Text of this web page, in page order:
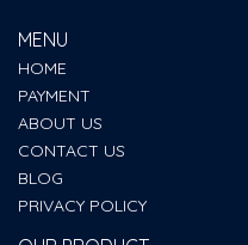
MENU
HOME
PAYMENT
ABOUT US
CONTACT US
BLOG
PRIVACY POLICY